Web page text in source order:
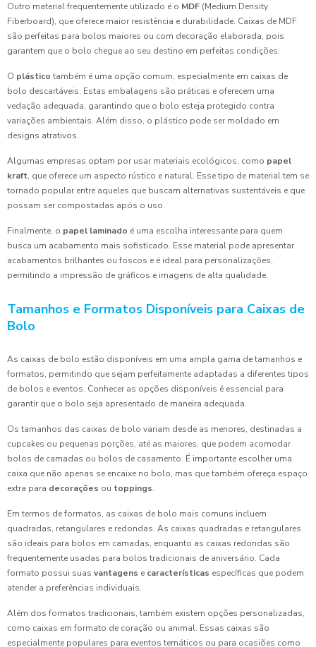
Outro material frequentemente utilizado é o MDF (Medium Density
Fiberboard), que oferece maior resistência e durabilidade. Caixas de MDF
são perfeitas para bolos maiores ou com decoração elaborada, pois
garantem que o bolo chegue ao seu destino em perfeitas condições.
O plástico também é uma opção comum, especialmente em caixas de
bolo descartáveis. Estas embalagens são práticas e oferecem uma
vedação adequada, garantindo que o bolo esteja protegido contra
variações ambientais. Além disso, o plástico pode ser moldado em
designs atrativos.
Algumas empresas optam por usar materiais ecológicos, como papel
kraft, que oferece um aspecto rústico e natural. Esse tipo de material tem se
tornado popular entre aqueles que buscam alternativas sustentáveis e que
possam ser compostadas após o uso.
Finalmente, o papel laminado é uma escolha interessante para quem
busca um acabamento mais sofisticado. Esse material pode apresentar
acabamentos brilhantes ou foscos e é ideal para personalizações,
permitindo a impressão de gráficos e imagens de alta qualidade.
Tamanhos e Formatos Disponíveis para Caixas de
Bolo
As caixas de bolo estão disponíveis em uma ampla gama de tamanhos e
formatos, permitindo que sejam perfeitamente adaptadas a diferentes tipos
de bolos e eventos. Conhecer as opções disponíveis é essencial para
garantir que o bolo seja apresentado de maneira adequada.
Os tamanhos das caixas de bolo variam desde as menores, destinadas a
cupcakes ou pequenas porções, até as maiores, que podem acomodar
bolos de camadas ou bolos de casamento. É importante escolher uma
caixa que não apenas se encaixe no bolo, mas que também ofereça espaço
extra para decorações ou toppings.
Em termos de formatos, as caixas de bolo mais comuns incluem
quadradas, retangulares e redondas. As caixas quadradas e retangulares
são ideais para bolos em camadas, enquanto as caixas redondas são
frequentemente usadas para bolos tradicionais de aniversário. Cada
formato possui suas vantagens e características específicas que podem
atender a preferências individuais.
Além dos formatos tradicionais, também existem opções personalizadas,
como caixas em formato de coração ou animal. Essas caixas são
especialmente populares para eventos temáticos ou para ocasiões como